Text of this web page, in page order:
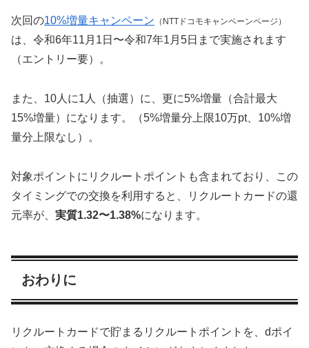
次回の10%増量キャンペーン （NTTドコモキャンペーンページ）
は、令和6年11月1日〜令和7年1月5日まで実施されます
（エントリー要）。
また、10人に1人（抽選）に、更に5%増量（合計最大
15%増量）になります。（5%増量分上限10万pt、10%増
量分上限なし）。
対象ポイントにリクルートポイントも含まれており、この
タイミングでの交換を利用すると、リクルートカードの還
元率が、 実質1.32〜1.38%になります。
おわりに
リクルートカードで貯まるリクルートポイントを、dポイ